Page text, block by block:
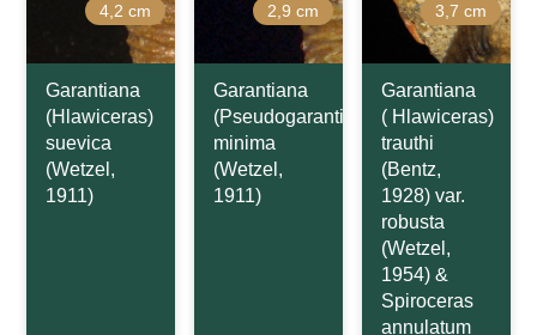
4,2 cm
Garantiana
(Hlawiceras)
suevica
(Wetzel,
1911)
2,9 cm
Garantiana
(Pseudogarantiana)
minima
(Wetzel,
1911)
3,7 cm
Garantiana
( Hlawiceras)
trauthi
(Bentz,
1928) var.
robusta
(Wetzel,
1954) &
Spiroceras
annulatum